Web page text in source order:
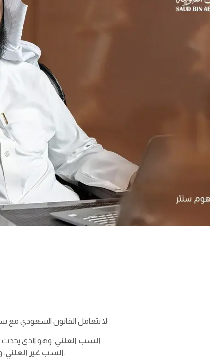
لا يتعامل القانون السعودي مع سائر الشتائم على أنها واحد، بل ثمة أنواع مختلفة كما يلي:
السب العلني: وهو الذي يحدث إزاء تجمع من الناس في مكان عام أو في منشور.
السب غير العلني: وهي الشتائم التي تحدث في الخفاء بين شخصين.